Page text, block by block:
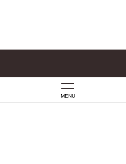
MENU